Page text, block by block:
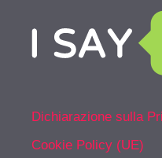
Dichiarazione sulla
Cookie Policy (UE)